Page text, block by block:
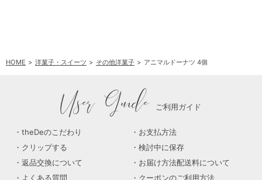
HOME 洋菓子・スイーツ その他洋菓子 アニマルドーナツ 4個
User Guide ご利用ガイド
theDeのこだわり
お支払方法
クリップする
検討中に保存
返品交換について
お届け方法配送料について
よくある質問
クーポンのご利用方法